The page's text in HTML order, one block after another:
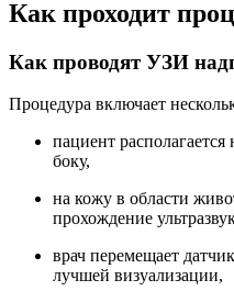
Как проходит
Как проводят УЗИ
Процедура включает
пациент
боку,
на кожу в области
прохождение
врач перемещает
лучшей визуализации,